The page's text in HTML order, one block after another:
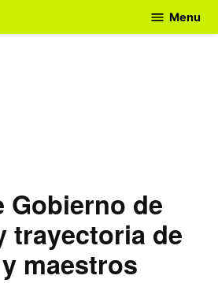
Menu
Gobierno de
trayectoria de
maestros